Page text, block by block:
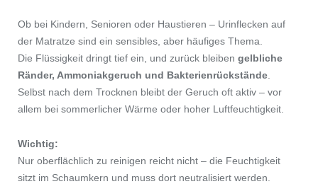
Ob bei Kindern, Senioren oder Haustieren – Urinflecken auf
der Matratze sind ein sensibles, aber häufiges Thema.
Die Flüssigkeit dringt tief ein, und zurück bleiben gelbliche
Ränder, Ammoniakgeruch und Bakterienrückstände
Selbst nach dem Trocknen bleibt der Geruch oft aktiv – vor
allem bei sommerlicher Wärme oder hoher Luftfeuchtigkeit.
Wichtig:
Nur oberflächlich zu reinigen reicht nicht – die Feuchtigkeit
sitzt im Schaumkern und muss dort neutralisiert werden.